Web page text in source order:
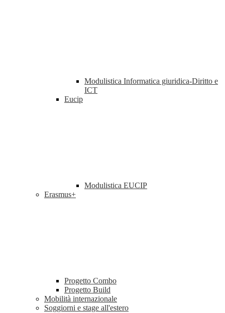
Modulistica Informatica giuridica-Diritto e
ICT
Eucip
Modulistica EUCIP
Erasmus+
Progetto Combo
Progetto Build
Mobilità internazionale
Soggiorni e stage all'estero